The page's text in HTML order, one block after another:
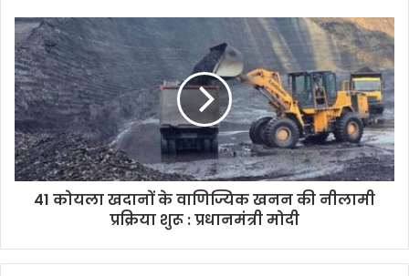
41 कोयला खदानों के वाणिज्यिक खनन की नीलामी
प्रक्रिया शुरू : प्रधानमंत्री मोदी